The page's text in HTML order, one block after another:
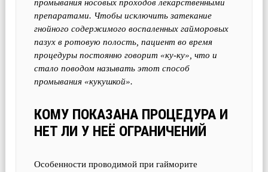
промывания носовых проходов лекарственными
препаратами. Чтобы исключить затекание
гнойного содержимого воспаленных гайморовых
пазух в ротовую полость, пациент во время
процедуры постоянно говорит «ку-ку», что и
стало поводом называть этот способ
промывания «кукушкой».
КОМУ ПОКАЗАНА ПРОЦЕДУРА И
НЕТ ЛИ У НЕЁ ОГРАНИЧЕНИЙ
Особенности проводимой при гайморите